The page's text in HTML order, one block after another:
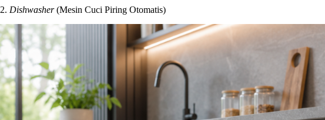
2. Dishwasher(Mesin Cuci Piring Otomatis)